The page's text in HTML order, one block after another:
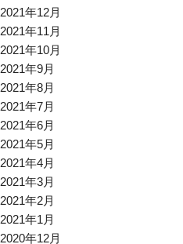
2021年12月
2021年11月
2021年10月
2021年9月
2021年8月
2021年7月
2021年6月
2021年5月
2021年4月
2021年3月
2021年2月
2021年1月
2020年12月